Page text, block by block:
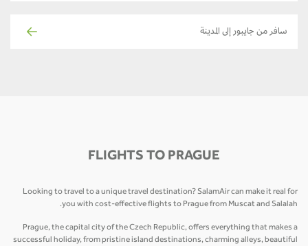
سافر من جايبور إلى المدينة
FLIGHTS TO PRAGUE
Looking to travel to a unique travel destination? SalamAir can make it real for
you with cost-effective flights to Prague from Muscat and Salalah.
Prague, the capital city of the Czech Republic, offers everything that makes a
successful holiday, from pristine island destinations, charming alleys, beautiful